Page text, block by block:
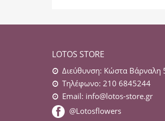
LOTOS STORE
Διεύθυνση: Κώστα Βάρναλη
Τηλέφωνο: 210 6845244
Email: info@lotos-store.gr
@Lotosflowers